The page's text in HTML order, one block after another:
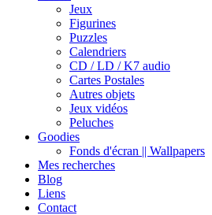
Jeux
Figurines
Puzzles
Calendriers
CD / LD / K7 audio
Cartes Postales
Autres objets
Jeux vidéos
Peluches
Goodies
Fonds d'écran || Wallpapers
Mes recherches
Blog
Liens
Contact